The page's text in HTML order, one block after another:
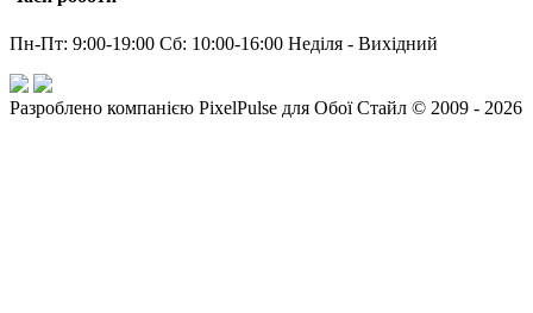
Пн-Пт: 9:00-19:00 Сб: 10:00-16:00 Неділя - Вихідний
Разроблено компанією PixelPulse для Обої Стайл © 2009 - 2026